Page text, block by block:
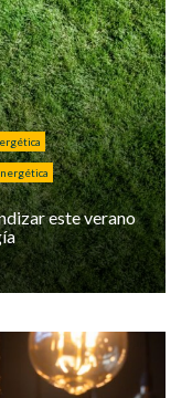
este verano